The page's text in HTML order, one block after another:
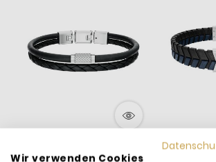
Fossil Armband Herren
Fossil
Wir verwenden Cookies